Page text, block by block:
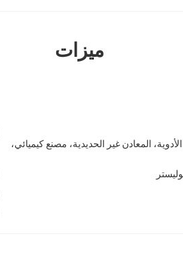
ميزات
المعادن غير الحديدية، مصنع كيميائي،